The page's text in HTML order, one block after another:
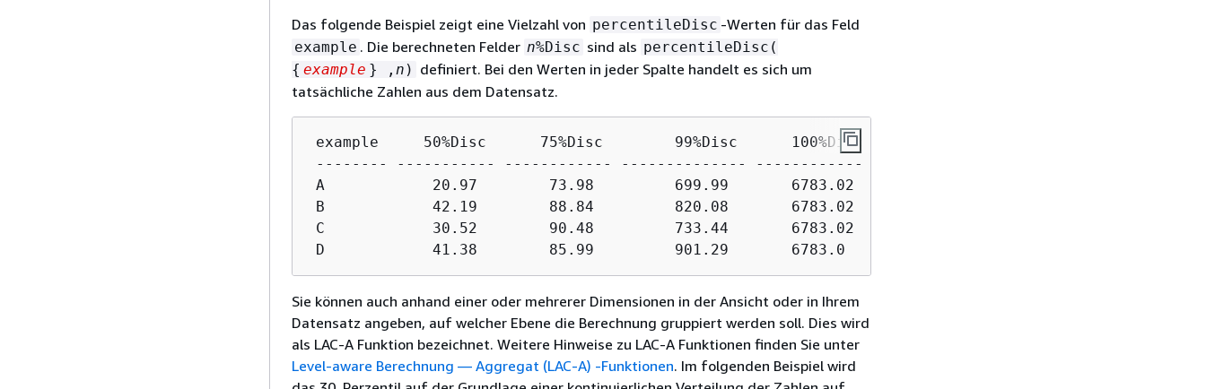
Das folgende Beispiel zeigt eine Vielzahl von percentileDisc -Werten für das Feld
example . Die berechneten Felder n%Disc sind als percentileDisc(
{ example } , n ) definiert. Bei den Werten in jeder Spalte handelt es sich um
tatsächliche Zahlen aus dem Datensatz.
example     50%Disc      75%Disc        99%Disc      100%Disc
-------- ----------- ------------ -------------- ------------
A            20.97        73.98         699.99       6783.02
B            42.19        88.84         820.08       6783.02
C            30.52        90.48         733.44       6783.02
D            41.38        85.99         901.29       6783.0
Sie können auch anhand einer oder mehrerer Dimensionen in der Ansicht oder in Ihrem
Datensatz angeben, auf welcher Ebene die Berechnung gruppiert werden soll. Dies wird
als LAC-A Funktion bezeichnet. Weitere Hinweise zu LAC-A Funktionen finden Sie unter
Level-aware Berechnung — Aggregat (LAC-A) -Funktionen. Im folgenden Beispiel wird